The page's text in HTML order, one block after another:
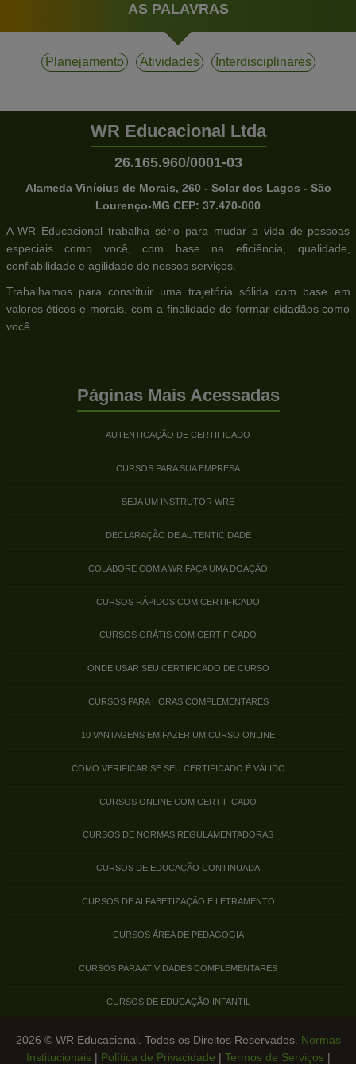
AS PALAVRAS
Planejamento Atividades Interdisciplinares
WR Educacional Ltda
26.165.960/0001-03
Alameda Vinícius de Morais, 260 - Solar dos Lagos - São
Lourenço-MG CEP: 37.470-000
A WR Educacional trabalha sério para mudar a vida de pessoas
especiais como você, com base na eficiência, qualidade,
confiabilidade e agilidade de nossos serviços.
Trabalhamos para constituir uma trajetória sólida com base em
valores éticos e morais, com a finalidade de formar cidadãos como
você.
Páginas Mais Acessadas
AUTENTICAÇÃO DE CERTIFICADO
CURSOS PARA SUA EMPRESA
SEJA UM INSTRUTOR WRE
DECLARAÇÃO DE AUTENTICIDADE
COLABORE COM A WR FAÇA UMA DOAÇÃO
CURSOS RÁPIDOS COM CERTIFICADO
CURSOS GRÁTIS COM CERTIFICADO
ONDE USAR SEU CERTIFICADO DE CURSO
CURSOS PARA HORAS COMPLEMENTARES
10 VANTAGENS EM FAZER UM CURSO ONLINE
COMO VERIFICAR SE SEU CERTIFICADO É VÁLIDO
CURSOS ONLINE COM CERTIFICADO
CURSOS DE NORMAS REGULAMENTADORAS
CURSOS DE EDUCAÇÃO CONTINUADA
CURSOS DE ALFABETIZAÇÃO E LETRAMENTO
CURSOS ÁREA DE PEDAGOGIA
CURSOS PARA ATIVIDADES COMPLEMENTARES
CURSOS DE EDUCAÇÃO INFANTIL
2026 © WR Educacional. Todos os Direitos Reservados. Normas
Institucionais| Política de Privacidade | Termos de Serviços|